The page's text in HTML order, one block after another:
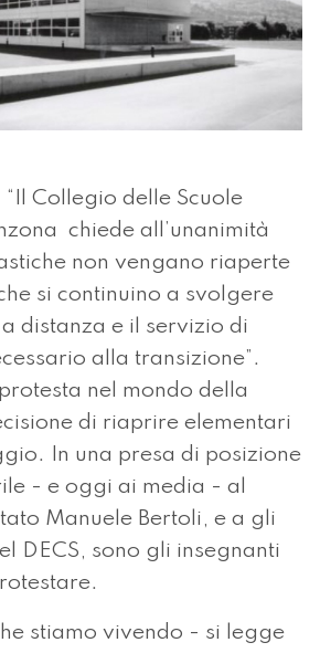
Collegio delle Scuole
chiede all’unanimità
non vengano riaperte
si continuino a svolgere
distanza e il servizio di
alla transizione”.
nel mondo della
di riaprire elementari
In una presa di posizione
- e oggi ai media - al
Manuele Bertoli, e a gli
DECS, sono gli insegnanti
stiamo vivendo - si legge